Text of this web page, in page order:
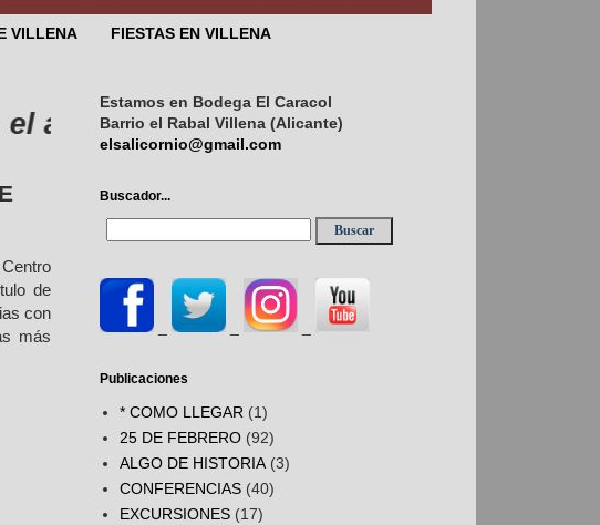
VILLENA FIESTAS EN VILLENA
1525 ...
de
con
más
Estamos en Bodega El Caracol
Barrio el Rabal Villena (Alicante)
elsalicornio@gmail.com
Buscador...
Publicaciones
* COMO LLEGAR (1)
25 DE FEBRERO (92)
ALGO DE HISTORIA (3)
CONFERENCIAS (40)
EXCURSIONES (17)